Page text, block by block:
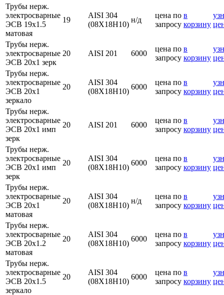
Трубы нерж.
электросварные
ЭСВ 19х1.5
матовая
19
AISI 304
(08Х18Н10)
н/д
цена по
запросу
в
корзину
Трубы нерж.
электросварные
ЭСВ 20х1 зерк
20 AISI 201 6000
цена по
запросу
в
корзину
Трубы нерж.
электросварные
ЭСВ 20х1
зеркало
20
AISI 304
(08Х18Н10)
6000
цена по
запросу
в
корзину
Трубы нерж.
электросварные
ЭСВ 20х1 имп
зерк
20 AISI 201 6000
цена по
запросу
в
корзину
Трубы нерж.
электросварные
ЭСВ 20х1 имп
зерк
20
AISI 304
(08Х18Н10)
6000
цена по
запросу
в
корзину
Трубы нерж.
электросварные
ЭСВ 20х1
матовая
20
AISI 304
(08Х18Н10)
н/д
цена по
запросу
в
корзину
Трубы нерж.
электросварные
ЭСВ 20х1.2
матовая
20
AISI 304
(08Х18Н10)
6000
цена по
запросу
в
корзину
Трубы нерж.
электросварные
ЭСВ 20х1.5
зеркало
20
AISI 304
(08Х18Н10)
6000
цена по
запросу
в
корзину